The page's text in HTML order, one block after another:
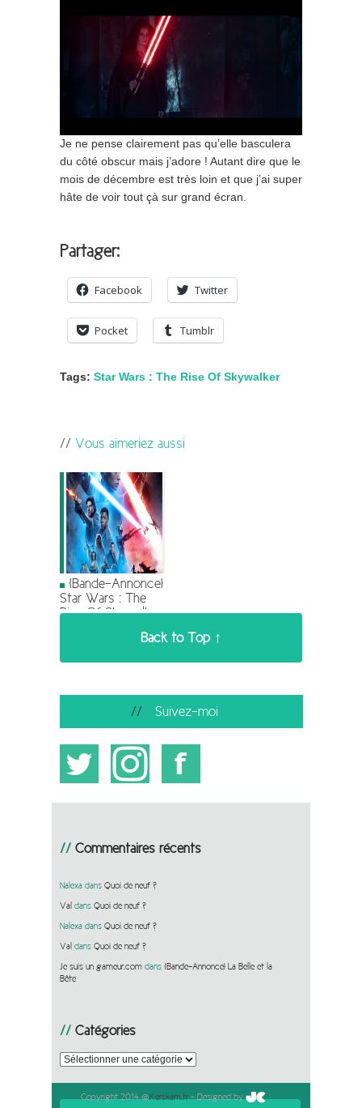
Je ne pense clairement pas qu’elle basculera
du côté obscur mais j’adore ! Autant dire que le
mois de décembre est très loin et que j’ai super
hâte de voir tout çà sur grand écran.
Partager:
Facebook Twitter
Pocket Tumblr
Tags: Star Wars : The Rise Of Skywalker
Vous aimeriez aussi
[Bande-Annonce]
Star Wars : The
Rise Of Skywalker
Back to Top ↑
Suivez-moi
Commentaires récents
Nalexa dans Quoi de neuf ?
Val dans Quoi de neuf ?
Nalexa dans Quoi de neuf ?
Val dans Quoi de neuf ?
Je suis un gameur.com dans [Bande-Annonce] La Belle et la
Bête
Catégories
Catégories
Copyright 2014 @Kerskam.fr- Designed by